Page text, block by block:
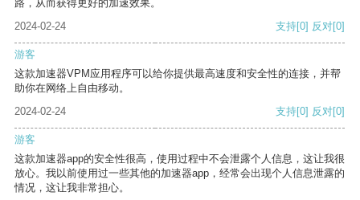
路，从而获得更好的加速效果。
2024-02-24
支持[0] 反对[0]
游客
这款加速器VPM应用程序可以给你提供最高速度和安全性的连接，并帮
助你在网络上自由移动。
2024-02-24
支持[0] 反对[0]
游客
这款加速器app的安全性很高，使用过程中不会泄露个人信息，这让我很
放心。我以前使用过一些其他的加速器app，经常会出现个人信息泄露的
情况，这让我非常担心。